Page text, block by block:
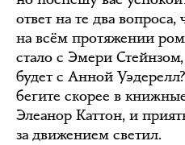
ответ на те два вопроса,
на всём протяжении
стало с Эмери
будет с Анной
бегите скорее в
Элеанор Каттон, и
за движением светил.